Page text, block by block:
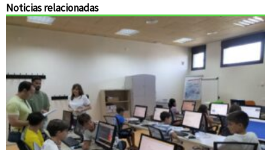
Noticias relacionadas